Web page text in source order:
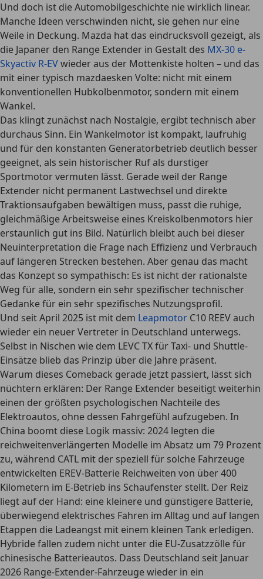
Und doch ist die Automobilgeschichte nie wirklich linear.
Manche Ideen verschwinden nicht, sie gehen nur eine
Weile in Deckung. Mazda hat das eindrucksvoll gezeigt, als
die Japaner den Range Extender in Gestalt des MX-30 e-
Skyactiv R-EVwieder aus der Mottenkiste holten – und das
mit einer typisch mazdaesken Volte: nicht mit einem
konventionellen Hubkolbenmotor, sondern mit einem
Wankel.
Das klingt zunächst nach Nostalgie, ergibt technisch aber
durchaus Sinn. Ein Wankelmotor ist kompakt, laufruhig
und für den konstanten Generatorbetrieb deutlich besser
geeignet, als sein historischer Ruf als durstiger
Sportmotor vermuten lässt. Gerade weil der Range
Extender nicht permanent Lastwechsel und direkte
Traktionsaufgaben bewältigen muss, passt die ruhige,
gleichmäßige Arbeitsweise eines Kreiskolbenmotors hier
erstaunlich gut ins Bild. Natürlich bleibt auch bei dieser
Neuinterpretation die Frage nach Effizienz und Verbrauch
auf längeren Strecken bestehen. Aber genau das macht
das Konzept so sympathisch: Es ist nicht der rationalste
Weg für alle, sondern ein sehr spezifischer technischer
Gedanke für ein sehr spezifisches Nutzungsprofil.
Und seit April 2025 ist mit dem Leapmotor C10 REEV auch
wieder ein neuer Vertreter in Deutschland unterwegs.
Selbst in Nischen wie dem LEVC TX für Taxi- und Shuttle-
Einsätze blieb das Prinzip über die Jahre präsent.
Warum dieses Comeback gerade jetzt passiert, lässt sich
nüchtern erklären: Der Range Extender beseitigt weiterhin
einen der größten psychologischen Nachteile des
Elektroautos, ohne dessen Fahrgefühl aufzugeben. In
China boomt diese Logik massiv: 2024 legten die
reichweitenverlängerten Modelle im Absatz um 79 Prozent
zu, während CATL mit der speziell für solche Fahrzeuge
entwickelten EREV-Batterie Reichweiten von über 400
Kilometern im E-Betrieb ins Schaufenster stellt. Der Reiz
liegt auf der Hand: eine kleinere und günstigere Batterie,
überwiegend elektrisches Fahren im Alltag und auf langen
Etappen die Ladeangst mit einem kleinen Tank erledigen.
Hybride fallen zudem nicht unter die EU-Zusatzzölle für
chinesische Batterieautos. Dass Deutschland seit Januar
2026 Range-Extender-Fahrzeuge wieder in ein